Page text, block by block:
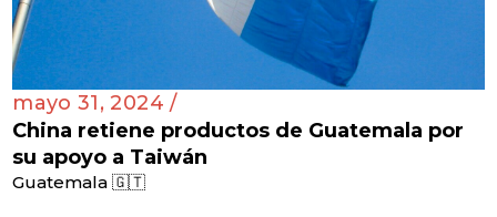
mayo 31, 2024 /
China retiene productos de Guatemala por
su apoyo a Taiwán
Guatemala 🇬🇹